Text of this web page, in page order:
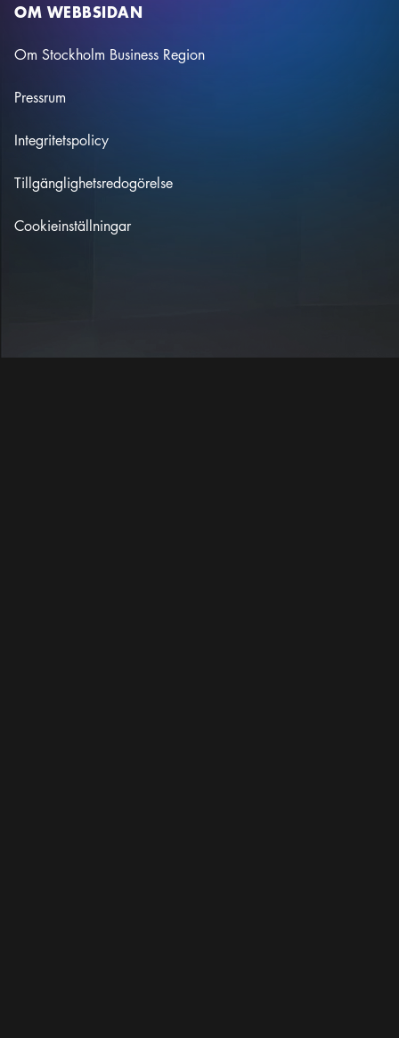
OM WEBBSIDAN
Om Stockholm Business Region
Pressrum
Integritetspolicy
Tillgänglighetsredogörelse
Cookieinställningar